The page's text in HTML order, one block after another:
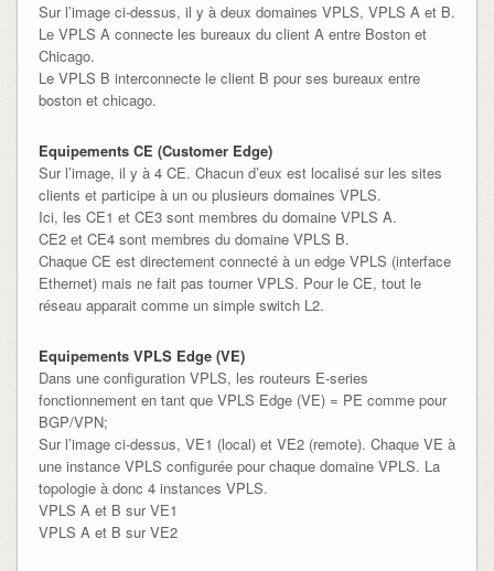
Sur l’image ci-dessus, il y à deux domaines VPLS, VPLS A et B.
Le VPLS A connecte les bureaux du client A entre Boston et
Chicago.
Le VPLS B interconnecte le client B pour ses bureaux entre
boston et chicago.
Equipements CE (Customer Edge)
Sur l’image, il y à 4 CE. Chacun d’eux est localisé sur les sites
clients et participe à un ou plusieurs domaines VPLS.
Ici, les CE1 et CE3 sont membres du domaine VPLS A.
CE2 et CE4 sont membres du domaine VPLS B.
Chaque CE est directement connecté à un edge VPLS (interface
Ethernet) mais ne fait pas tourner VPLS. Pour le CE, tout le
réseau apparait comme un simple switch L2.
Equipements VPLS Edge (VE)
Dans une configuration VPLS, les routeurs E-series
fonctionnement en tant que VPLS Edge (VE) = PE comme pour
BGP/VPN;
Sur l’image ci-dessus, VE1 (local) et VE2 (remote). Chaque VE à
une instance VPLS configurée pour chaque domaine VPLS. La
topologie à donc 4 instances VPLS.
VPLS A et B sur VE1
VPLS A et B sur VE2